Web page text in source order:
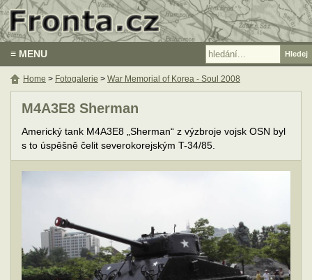
≡ MENU
M4A3E8 Sherman
Americký tank M4A3E8 „Sherman“ z výzbroje vojsk OSN byl
s to úspěšně čelit severokorejským T-34/85.
Home > Fotogalerie > War Memorial of Korea - Soul 2008